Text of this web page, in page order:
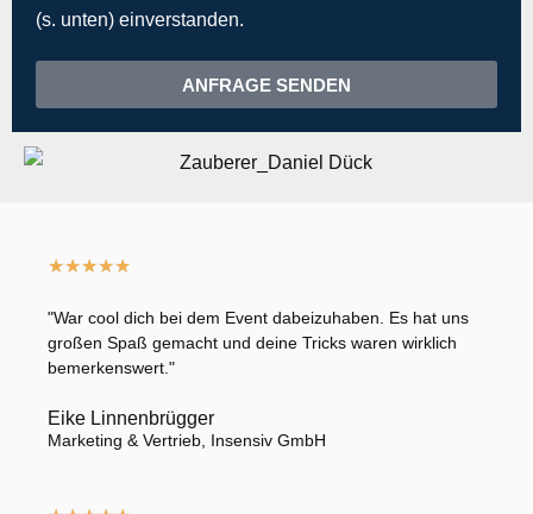
(s. unten) einverstanden.
ANFRAGE SENDEN
★★★★★
"War cool dich bei dem Event dabeizuhaben. Es hat uns
großen Spaß gemacht und deine Tricks waren wirklich
bemerkenswert."
Eike Linnenbrügger
Marketing & Vertrieb, Insensiv GmbH